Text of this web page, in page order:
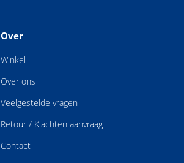
Over
Winkel
Over ons
Veelgestelde vragen
Retour / Klachten aanvraag
Contact